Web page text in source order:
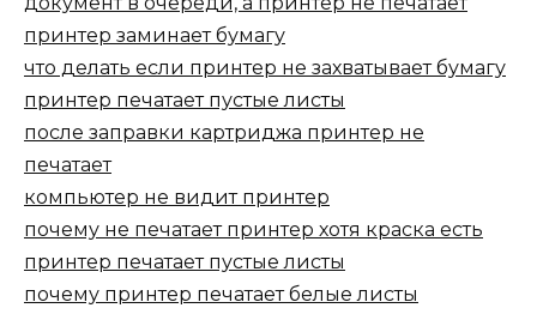
принтер заминает бумагу
что делать если принтер не захватывает бумагу
принтер печатает пустые листы
после заправки картриджа принтер не
печатает
компьютер не видит принтер
почему не печатает принтер хотя краска есть
принтер печатает пустые листы
почему принтер печатает белые листы